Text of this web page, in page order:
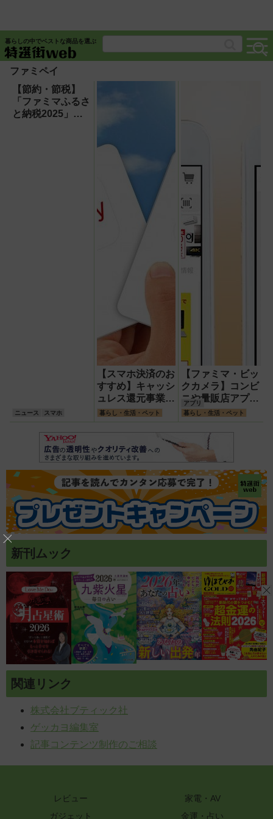
暮らしの中でベストな商品を選ぶ
ファミペイ
【節約・節税】
「ファミマふるさ
と納税2025」人
ニュース スマホ
【スマホ決済のお
すすめ】キャッシ
ュレス還元事業終
了後は「使い勝
暮らし・生活・ペット
【ファミマ・ビッ
クカメラ】コンビ
ニや量販店アプリ
が便利!ポイント
でお得に活用しよ
う
アプリ
暮らし・生活・ペット
新刊ムック
関連リンク
株式会社ブティック社
ゲッカヨ編集室
記事コンテンツ制作のご相談
レビュー
家電・AV
ガジェット
金運・占い